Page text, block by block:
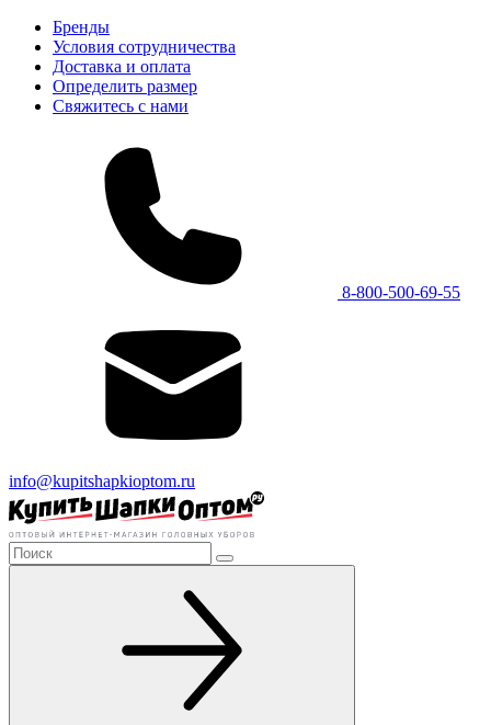
Бренды
Условия сотрудничества
Доставка и оплата
Определить размер
Свяжитесь с нами
8-800-500-69-55
info@kupitshapkioptom.ru